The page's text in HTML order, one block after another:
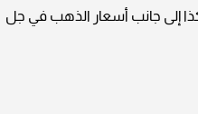
عياراته (عيار 24, 22, 18, 14, 12) فى العراق، وكذا إلى جانب أسعار الذهب في جل